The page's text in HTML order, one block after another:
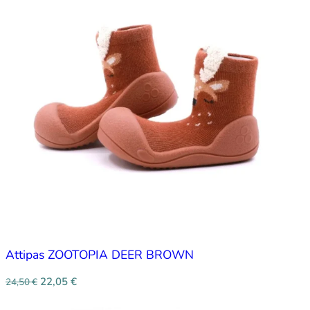
Attipas ZOOTOPIA DEER BROWN
24,50€ 22,05 €